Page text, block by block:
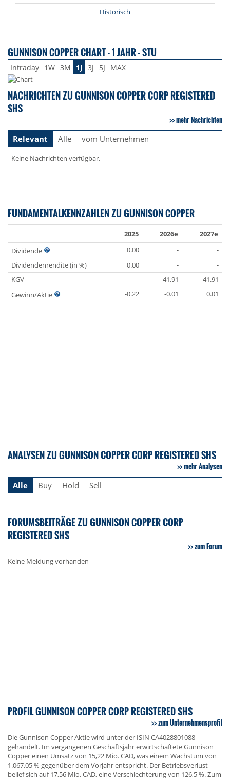
Historisch
GUNNISON COPPER CHART - 1 JAHR - STU
Intraday 1W 3M 1J 3J 5J MAX
NACHRICHTEN ZU GUNNISON COPPER CORP REGISTERED
SHS
mehr Nachrichten
Relevant
Alle vom Unternehmen
Keine Nachrichten verfügbar.
FUNDAMENTALKENNZAHLEN ZU GUNNISON COPPER
2025 2026e
2027e
Dividende
0.00 -
-
Dividendenrendite (in %)
0.00 -
-
KGV
- -41.91
41.91
Gewinn/Aktie
-0.22 -0.01 0.01
ANALYSEN ZU GUNNISON COPPER CORP REGISTERED SHS
mehr Analysen
Alle
Buy Hold Sell
FORUMSBEITRÄGE ZU GUNNISON COPPER CORP
REGISTERED SHS
zum Forum
Keine Meldung vorhanden
PROFIL GUNNISON COPPER CORP REGISTERED SHS
zum Unternehmensprofil
Die Gunnison Copper Aktie wird unter der ISIN CA4028801088
gehandelt. Im vergangenen Geschäftsjahr erwirtschaftete Gunnison
Copper einen Umsatz von 15,22 Mio. CAD, was einem Wachstum von
1.067,05 % gegenüber dem Vorjahr entspricht. Der Betriebsverlust
belief sich auf 17,56 Mio. CAD, eine Verschlechterung von 126,5 %. Zum